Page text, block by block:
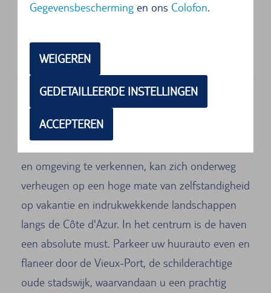
Gegevensbeschermingen ons Colofon.
WEIGEREN
GEDETAILLEERDE INSTELLINGEN
ACCEPTEREN
Adres
Aeroport De Marseille Provence
13700 Marseille
Ontspannen aan de Côte d'Azur:
Marseille met de huurauto
en omgeving te verkennen, kan zich onderweg
verheugen op een hoge mate van zelfstandigheid
op vakantie en indrukwekkende landschappen
langs de Côte d'Azur. In het centrum is de haven
een absolute must. Parkeer uw huurauto even en
flaneer door de Vieux-Port, de schilderachtige
oude stadswijk, waarvandaan u een prachtig